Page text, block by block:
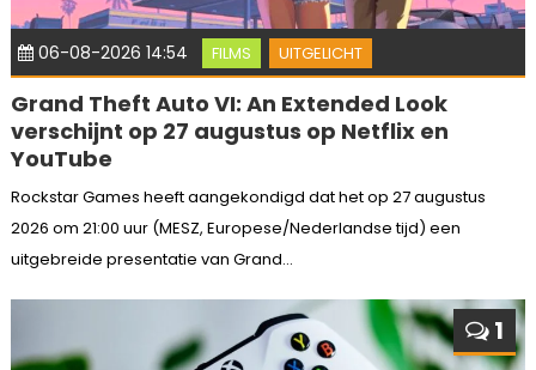
06-08-2026 14:54 FILMS UITGELICHT
Grand Theft Auto VI: An Extended Look
verschijnt op 27 augustus op Netflix en
YouTube
Rockstar Games heeft aangekondigd dat het op 27 augustus
2026 om 21:00 uur (MESZ, Europese/Nederlandse tijd) een
uitgebreide presentatie van Grand...
1